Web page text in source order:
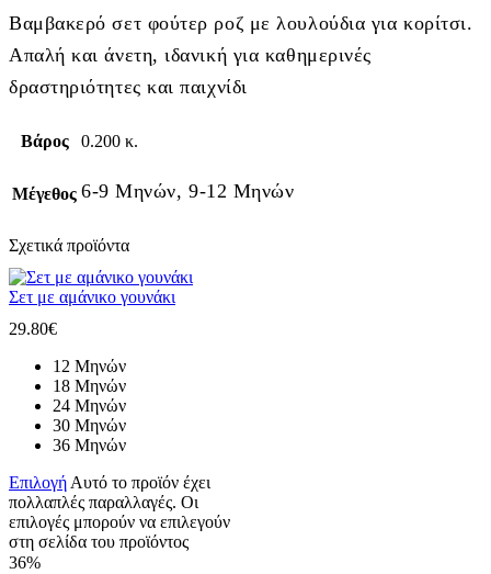
Βαμβακερό σετ φούτερ ροζ με λουλούδια για κορίτσι.
Απαλή και άνετη, ιδανική για καθημερινές
δραστηριότητες και παιχνίδι
Βάρος 0.200 κ.
Μέγεθος 6-9 Μηνών, 9-12 Μηνών
Σχετικά προϊόντα
Σετ με αμάνικο γουνάκι
29.80€
12 Μηνών
18 Μηνών
24 Μηνών
30 Μηνών
36 Μηνών
Επιλογή Αυτό το προϊόν έχει
πολλαπλές παραλλαγές. Οι
επιλογές μπορούν να επιλεγούν
στη σελίδα του προϊόντος
36%